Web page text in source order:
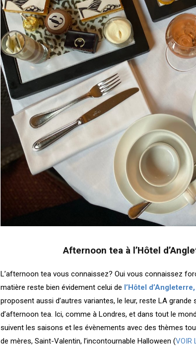
Afternoon tea à l’Hôtel
L’afternoon tea vous connaissez? Oui vous connaissez
matière reste bien évidement celui de l’Hôtel d’Angleterre,
proposent aussi d’autres variantes, le leur, reste LA grande
d’afternoon tea. Ici, comme à Londres, et dans tout le
suivent les saisons et les évènements avec des thèmes
de mères, Saint-Valentin, l’incontournable Halloween (VOIR